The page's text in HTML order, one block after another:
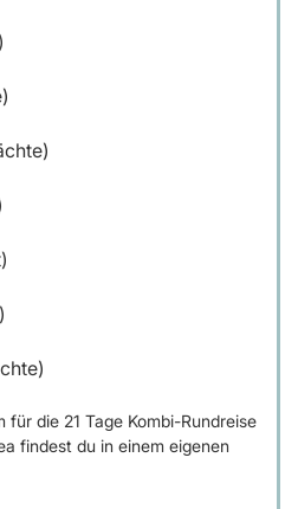
für die 21 Tage Kombi-Rundreise
findest du in einem eigenen